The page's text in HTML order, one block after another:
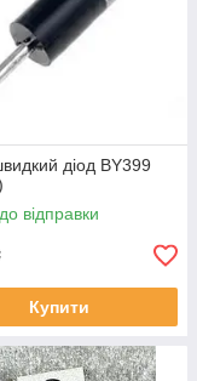
діод BY399
відправки
Купити